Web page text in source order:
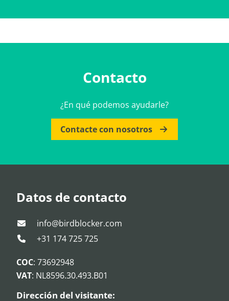
Contacto
¿En qué podemos ayudarle?
Contacte con nosotros
Datos de contacto
info@birdblocker.com
+31 174 725 725
COC: 73692948
VAT: NL8596.30.493.B01
Dirección del visitante: